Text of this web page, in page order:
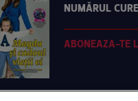
NUMĂRUL
ABONEAZA-TE